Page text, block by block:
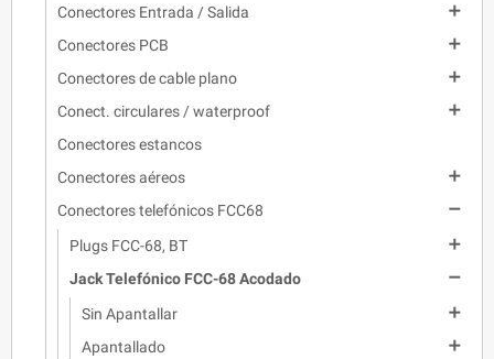
Conectores Entrada / Salida

Conectores PCB

Conectores de cable plano

Conect. circulares / waterproof

Conectores estancos
Conectores aéreos

Conectores telefónicos FCC68

Plugs FCC-68, BT

Jack Telefónico FCC-68 Acodado

Sin Apantallar

Apantallado
